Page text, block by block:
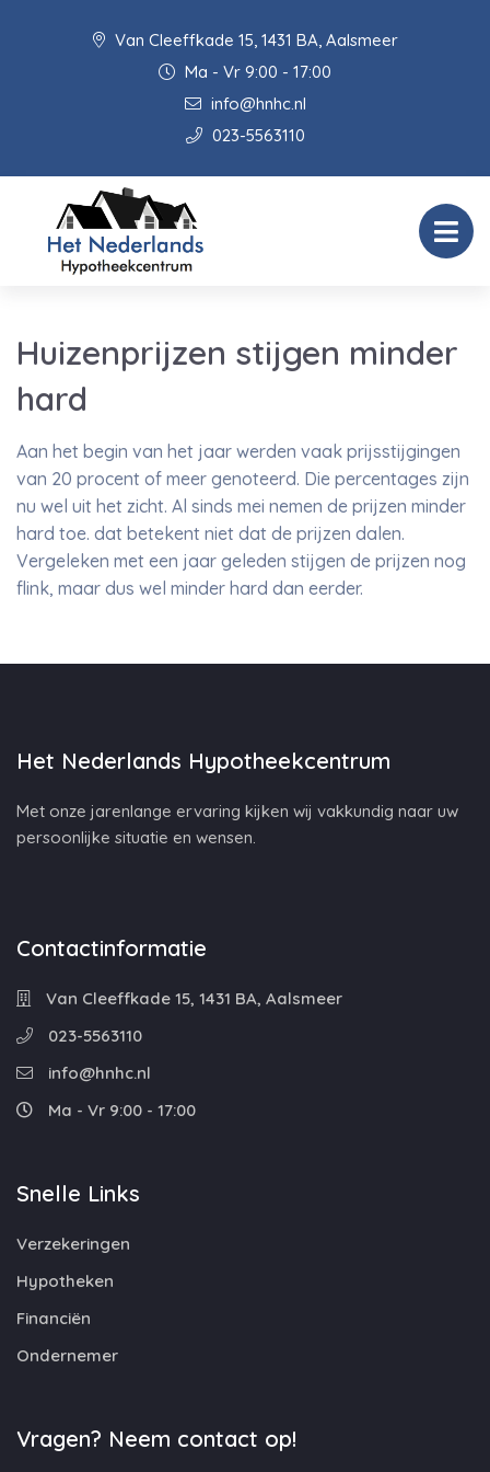
Van Cleeffkade 15, 1431 BA, Aalsmeer
Ma - Vr 9:00 - 17:00
info@hnhc.nl
023-5563110
Huizenprijzen stijgen minder
hard
Aan het begin van het jaar werden vaak prijsstijgingen
van 20 procent of meer genoteerd. Die percentages zijn
nu wel uit het zicht. Al sinds mei nemen de prijzen minder
hard toe. dat betekent niet dat de prijzen dalen.
Vergeleken met een jaar geleden stijgen de prijzen nog
flink, maar dus wel minder hard dan eerder.
Het Nederlands Hypotheekcentrum
Met onze jarenlange ervaring kijken wij vakkundig naar uw
persoonlijke situatie en wensen.
Contactinformatie
Van Cleeffkade 15, 1431 BA, Aalsmeer
023-5563110
info@hnhc.nl
Ma - Vr 9:00 - 17:00
Snelle Links
Verzekeringen
Hypotheken
Financiën
Ondernemer
Vragen? Neem contact op!